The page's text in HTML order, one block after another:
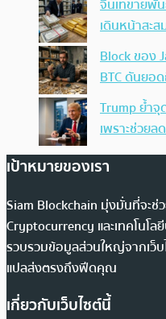
จีนเทขายพั
เดินหน้าสะ
Block ของ
BTC ดันยอ
Trump ย้ำจุ
เพราะช่วย
เป้าหมายของเรา
Siam Blockchain มุ่งมั่นที่จะช่
Cryptocurrency และเทคโนโล
รวบรวมข้อมูลส่วนใหญ่จากเว็บ
แปลส่งตรงถึงฟีดคุณ
เกี่ยวกับเว็บไซต์นี้